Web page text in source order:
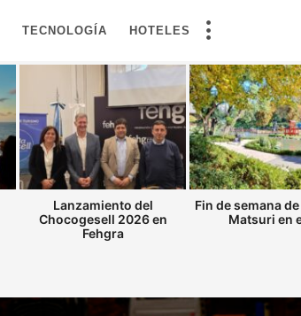
TECNOLOGÍA HOTELES
Lanzamiento del
Chocogesell 2026 en
Fehgra
Fin de semana
Matsuri en